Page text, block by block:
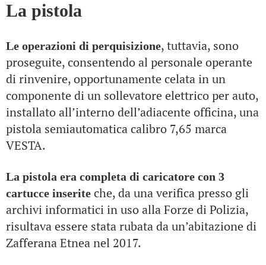
La pistola
Le operazioni di perquisizione, tuttavia, sono
proseguite, consentendo al personale operante
di rinvenire, opportunamente celata in un
componente di un sollevatore elettrico per auto,
installato all’interno dell’adiacente officina, una
pistola semiautomatica calibro 7,65 marca
VESTA.
La pistola era completa di caricatore con 3
cartucce inserite che, da una verifica presso gli
archivi informatici in uso alla Forze di Polizia,
risultava essere stata rubata da un’abitazione di
Zafferana Etnea nel 2017.